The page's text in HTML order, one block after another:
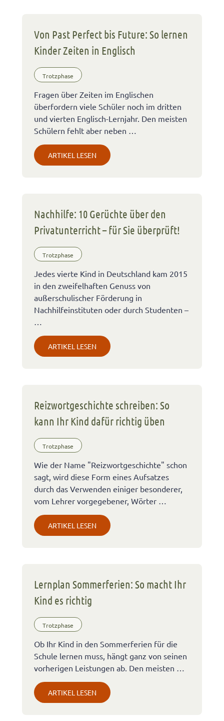
Von Past Perfect bis Future: So lernen
Kinder Zeiten in Englisch
Trotzphase
Fragen über Zeiten im Englischen
überfordern viele Schüler noch im dritten
und vierten Englisch-Lernjahr. Den meisten
Schülern fehlt aber neben …
ARTIKEL LESEN
Nachhilfe: 10 Gerüchte über den
Privatunterricht – für Sie überprüft!
Trotzphase
Jedes vierte Kind in Deutschland kam 2015
in den zweifelhaften Genuss von
außerschulischer Förderung in
Nachhilfeinstituten oder durch Studenten –
ARTIKEL LESEN
Reizwortgeschichte schreiben: So
kann Ihr Kind dafür richtig üben
Trotzphase
Wie der Name "Reizwortgeschichte" schon
sagt, wird diese Form eines Aufsatzes
durch das Verwenden einiger besonderer,
vom Lehrer vorgegebener, Wörter …
ARTIKEL LESEN
Lernplan Sommerferien: So macht Ihr
Kind es richtig
Trotzphase
Ob Ihr Kind in den Sommerferien für die
Schule lernen muss, hängt ganz von seinen
vorherigen Leistungen ab. Den meisten …
ARTIKEL LESEN